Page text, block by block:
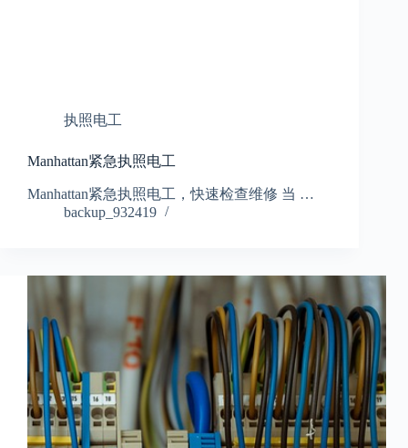
执照电工
Manhattan紧急执照电工
Manhattan紧急执照电工，快速检查维修 当 …
backup_932419